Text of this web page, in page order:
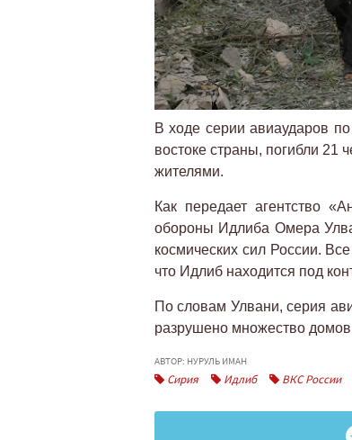
В ходе серии авиаударов
востоке страны, погибли 21
жителями.
Как передает агентство
обороны Идлиба Омера
космических сил России.
что Идлиб находится под
По словам Улвани, серия
разрушено множество
АВТОР: НУРУЛЬ ИМАН
Сирия Идлиб ВКС России